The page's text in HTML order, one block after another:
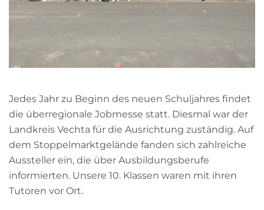
Jedes Jahr zu Beginn des neuen Schuljahres findet
die überregionale Jobmesse statt. Diesmal war der
Landkreis Vechta für die Ausrichtung zuständig. Auf
dem Stoppelmarktgelände fanden sich zahlreiche
Aussteller ein, die über Ausbildungsberufe
informierten. Unsere 10. Klassen waren mit ihren
Tutoren vor Ort.